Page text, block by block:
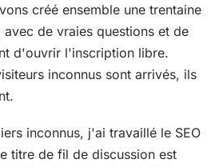
créé ensemble une trentaine
de vraies questions et de
d'ouvrir l'inscription libre.
inconnus sont arrivés, ils
inconnus, j'ai travaillé le SEO
titre de fil de discussion est